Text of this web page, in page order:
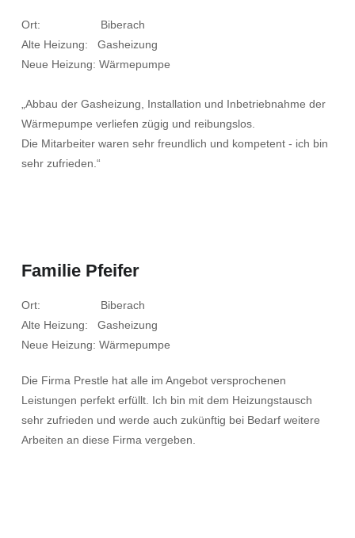
Ort: Biberach
Alte Heizung: Gasheizung
Neue Heizung: Wärmepumpe
„Abbau der Gasheizung, Installation und Inbetriebnahme der
Wärmepumpe verliefen zügig und reibungslos.
Die Mitarbeiter waren sehr freundlich und kompetent - ich bin
sehr zufrieden.“
Familie Pfeifer
Ort: Biberach
Alte Heizung: Gasheizung
Neue Heizung: Wärmepumpe
Die Firma Prestle hat alle im Angebot versprochenen
Leistungen perfekt erfüllt. Ich bin mit dem Heizungstausch
sehr zufrieden und werde auch zukünftig bei Bedarf weitere
Arbeiten an diese Firma vergeben.